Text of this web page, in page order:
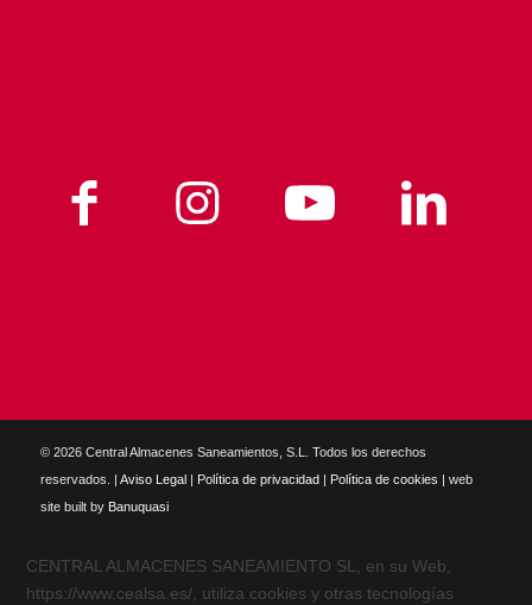
© 2026 Central Almacenes Saneamientos, S.L. Todos los derechos
reservados. | Aviso Legal Política de privacidad Política de cookies
| web
site built by Banuquasi
CENTRAL ALMACENES SANEAMIENTO SL, en su Web,
https://www.cealsa.es/, utiliza cookies y otras tecnologías